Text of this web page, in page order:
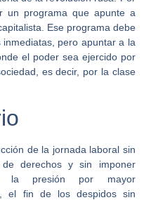
un programa que apunte a
Ese programa debe
pero apuntar a la
el poder sea ejercido por
es decir, por la clase
de la jornada laboral sin
derechos y sin imponer
la presión por mayor
el fin de los despidos sin